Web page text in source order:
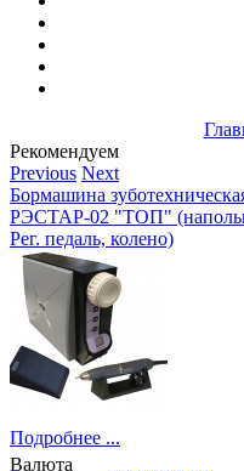
Рекомендуем
Previous Next
Бормашина
РЭСТАР-02 "ТОП"
Рег. педаль, колено)
Подробнее ...
Валюта